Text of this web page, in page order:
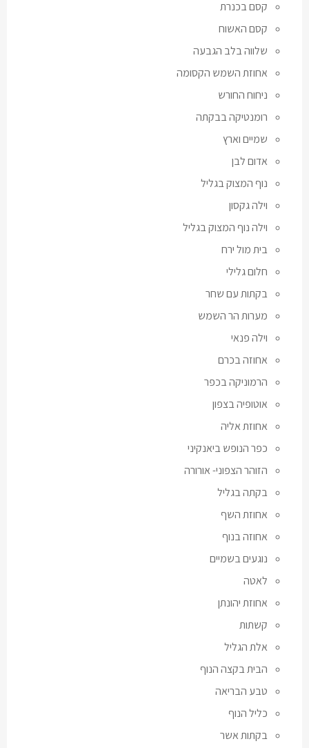
קסם בכנרת
קסם האשוח
שלווה בלב הגבעה
אחוזת השמש הקסומה
ניחוח החורש
רומנטיקה בבקתה
שמיים וארץ
אדום לבן
נוף המצוק בגליל
וילה גקסון
וילה נוף המצוק בגליל
בית מול ירח
חלום גלילי
בקתות עם שחר
מערות הר השמש
וילה פנאי
אחוזה בכרם
הרמוניקה בכפר
אוטופיה בצפון
אחוזת אליה
כפר הנופש ביאנקיני
הזוהר הצפוני- אורורה
בקתה בגליל
אחוזת השף
אחוזה בנוף
נוגעים בשמיים
לאטה
אחוזת יהונתן
קשתות
אלת הגליל
הבית בקצה הנוף
טבע הבריאה
כליל הנוף
בקתות אשר